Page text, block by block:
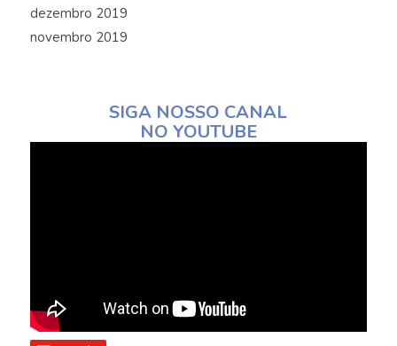
dezembro 2019
novembro 2019
SIGA NOSSO CANAL
NO YOUTUBE